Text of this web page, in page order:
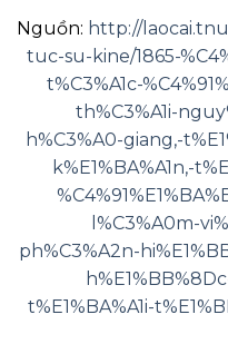
Nguồn: http://
tuc-su-kine/1865-
t%C3%A1c-
th%C3%A1i-
h%C3%A0-giang,-
k%E1%BA%A1n,-
l%C3%A0m-
ph%C3%A2n-
t%E1%BA%A1i-